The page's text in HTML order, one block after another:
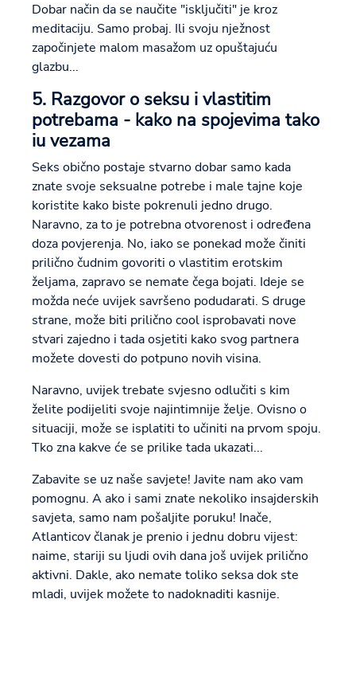
Dobar način da se naučite "isključiti" je kroz
meditaciju. Samo probaj. Ili svoju nježnost
započinjete malom masažom uz opuštajuću
glazbu...
5. Razgovor o seksu i vlastitim
potrebama - kako na spojevima tako
iu vezama
Seks obično postaje stvarno dobar samo kada
znate svoje seksualne potrebe i male tajne koje
koristite kako biste pokrenuli jedno drugo.
Naravno, za to je potrebna otvorenost i određena
doza povjerenja. No, iako se ponekad može činiti
prilično čudnim govoriti o vlastitim erotskim
željama, zapravo se nemate čega bojati. Ideje se
možda neće uvijek savršeno podudarati. S druge
strane, može biti prilično cool isprobavati nove
stvari zajedno i tada osjetiti kako svog partnera
možete dovesti do potpuno novih visina.
Naravno, uvijek trebate svjesno odlučiti s kim
želite podijeliti svoje najintimnije želje. Ovisno o
situaciji, može se isplatiti to učiniti na prvom spoju.
Tko zna kakve će se prilike tada ukazati...
Zabavite se uz naše savjete! Javite nam ako vam
pomognu. A ako i sami znate nekoliko insajderskih
savjeta, samo nam pošaljite poruku! Inače,
Atlanticov članak je prenio i jednu dobru vijest:
naime, stariji su ljudi ovih dana još uvijek prilično
aktivni. Dakle, ako nemate toliko seksa dok ste
mladi, uvijek možete to nadoknaditi kasnije.